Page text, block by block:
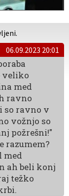
06.09.2023 20:01
veliko
med
ravno
so ravno v
vožnjo so
požrešni!"
razumem?
med
ah beli konj
težko